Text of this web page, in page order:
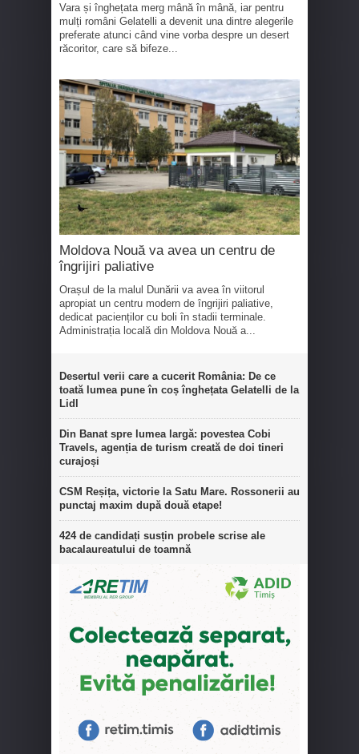
Vara și înghețata merg mână în mână, iar pentru
mulți români Gelatelli a devenit una dintre alegerile
preferate atunci când vine vorba despre un desert
răcoritor, care să bifeze...
Moldova Nouă va avea un centru de
îngrijiri paliative
Orașul de la malul Dunării va avea în viitorul
apropiat un centru modern de îngrijiri paliative,
dedicat pacienților cu boli în stadii terminale.
Administrația locală din Moldova Nouă a...
Desertul verii care a cucerit România: De ce
toată lumea pune în coș înghețata Gelatelli de la
Lidl
Din Banat spre lumea largă: povestea Cobi
Travels, agenția de turism creată de doi tineri
curajoși
CSM Reșița, victorie la Satu Mare. Rossonerii au
punctaj maxim după două etape!
424 de candidați susțin probele scrise ale
bacalaureatului de toamnă